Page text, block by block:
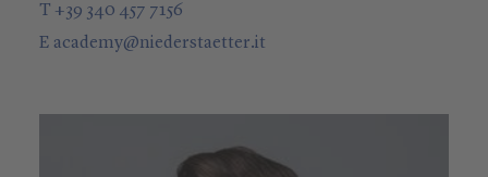
T +39 340 457 7156
E academy@niederstaetter.it